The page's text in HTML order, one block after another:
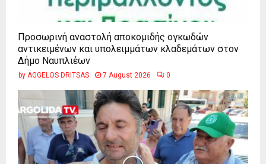
Προσωρινή αναστολή αποκομιδής ογκωδών
αντικειμένων και υπολειμμάτων κλαδεμάτων στον
Δήμο Ναυπλιέων
by AGGELOS DRITSAS 7 August 2026 0